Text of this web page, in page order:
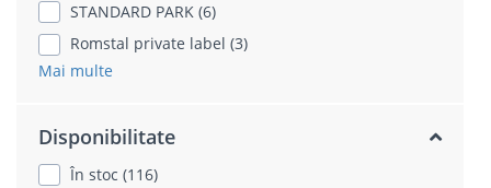
STANDARD PARK (6)
Romstal private label (3)
Mai multe
Disponibilitate
În stoc (116)